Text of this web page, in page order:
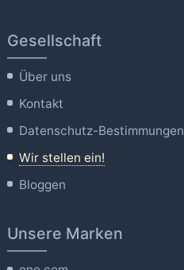
Gesellschaft
Über uns
Kontakt
Datenschutz-Bestimmungen
Wir stellen ein!
Bloggen
Unsere Marken